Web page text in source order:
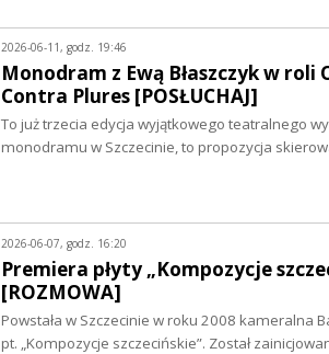
2026-06-11, godz. 19:46
Monodram z Ewą Błaszczyk w
Contra Plures [POSŁUCHAJ]
To już trzecia edycja wyjątkowego teatralnego
monodramu w Szczecinie, to propozycja
2026-06-07, godz. 16:20
Premiera płyty „Kompozycje
[ROZMOWA]
Powstała w Szczecinie w roku 2008
pt. „Kompozycje szczecińskie”. Został